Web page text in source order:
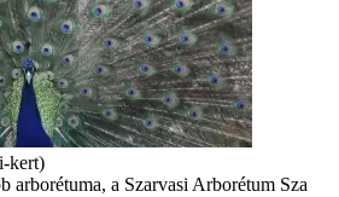
kert)
arborétuma, a Szarvasi Arborétum Sza